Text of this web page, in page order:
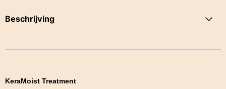
Beschrijving
KeraMoist Treatment